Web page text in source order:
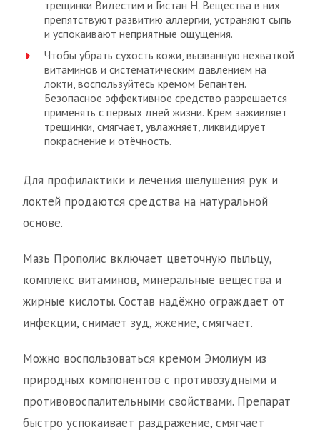
трещинки Видестим и Гистан Н. Вещества в них
препятствуют развитию аллергии, устраняют сыпь
и успокаивают неприятные ощущения.
Чтобы убрать сухость кожи, вызванную нехваткой
витаминов и систематическим давлением на
локти, воспользуйтесь кремом Бепантен.
Безопасное эффективное средство разрешается
применять с первых дней жизни. Крем заживляет
трещинки, смягчает, увлажняет, ликвидирует
покраснение и отёчность.
Для профилактики и лечения шелушения рук и
локтей продаются средства на натуральной
основе.
Мазь Прополис включает цветочную пыльцу,
комплекс витаминов, минеральные вещества и
жирные кислоты. Состав надёжно ограждает от
инфекции, снимает зуд, жжение, смягчает.
Можно воспользоваться кремом Эмолиум из
природных компонентов с противозудными и
противовоспалительными свойствами. Препарат
быстро успокаивает раздражение, смягчает